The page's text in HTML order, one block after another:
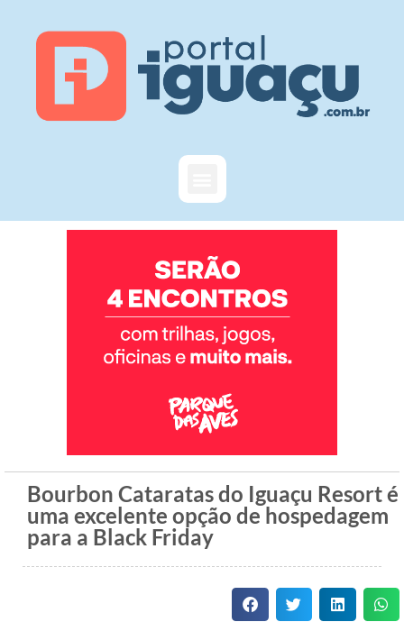
Bourbon Cataratas do Iguaçu Resort é
uma excelente opção de hospedagem
para a Black Friday